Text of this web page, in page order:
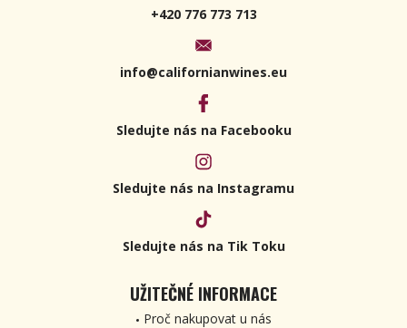
+420 776 773 713
info@californianwines.eu
Sledujte nás na Facebooku
Sledujte nás na Instagramu
Sledujte nás na Tik Toku
UŽITEČNÉ INFORMACE
Proč nakupovat u nás